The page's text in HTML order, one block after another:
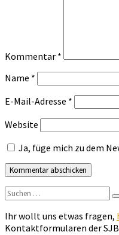
Kommentar *
Name *
E-Mail-Adresse *
Website
Ja, füge mich zu dem
Suchen
nach:
Ihr wollt uns etwas fragen,
Kontaktformularen der